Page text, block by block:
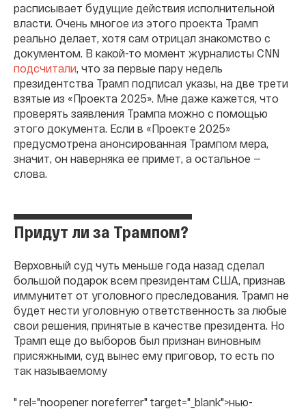
расписывает будущие действия исполнительной
власти. Очень многое из этого проекта Трамп
реально делает, хотя сам отрицал знакомство с
документом. В какой-то момент журналисты CNN
подсчитали , что за первые пару недель
президентства Трамп подписал указы, на две трети
взятые из «Проекта 2025». Мне даже кажется, что
проверять заявления Трампа можно с помощью
этого документа. Если в «Проекте 2025»
предусмотрена анонсированная Трампом мера,
значит, он наверняка ее примет, а остальное —
слова.
Придут ли за Трампом?
Верховный суд чуть меньше года назад сделал
большой подарок всем президентам США, признав
иммунитет от уголовного преследования. Трамп не
будет нести уголовную ответственность за любые
свои решения, принятые в качестве президента. Но
Трамп еще до выборов был признан виновным
присяжными, суд вынес ему приговор, то есть по
так называемому
" rel="noopener noreferrer" target="_blank">нью-